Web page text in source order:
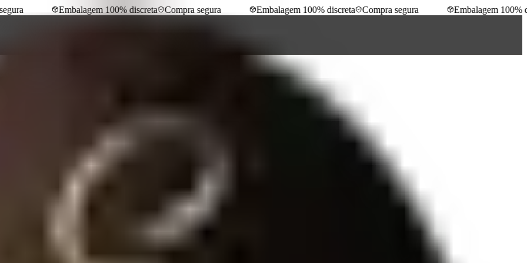
Embalagem 100% discreta Compra segura Embalagem 100% discreta Compra segura
Embalagem 100%